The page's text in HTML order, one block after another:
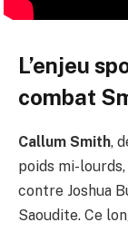
L’enjeu
combat
Callum Smith,
poids mi-
contre Joshua
Saoudite. Ce